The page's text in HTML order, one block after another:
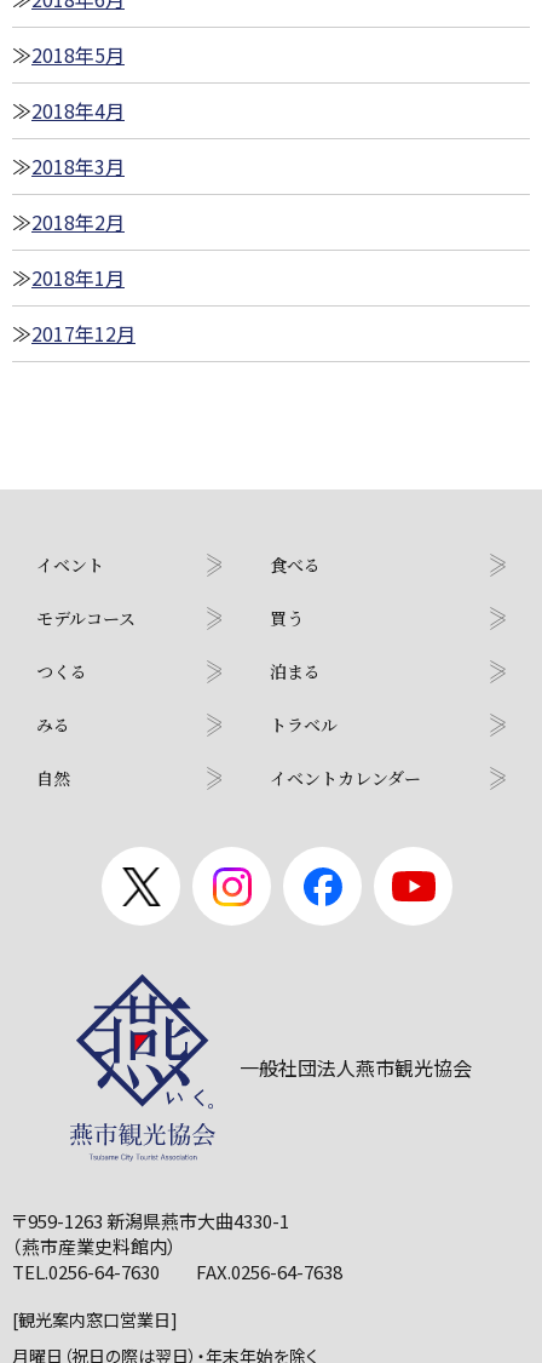
2018年5月
2018年4月
2018年3月
2018年2月
2018年1月
2017年12月
イベント
モデルコース
つくる
みる
自然
食べる
買う
泊まる
トラベル
イベントカレンダー
一般社団法人燕市観光協会
〒959-1263 新潟県燕市大曲4330-1
（燕市産業史料館内）
TEL.0256-64-7630 FAX.0256-64-7638
[観光案内窓口営業日]
月曜日（祝日の際は翌日）・年末年始を除く